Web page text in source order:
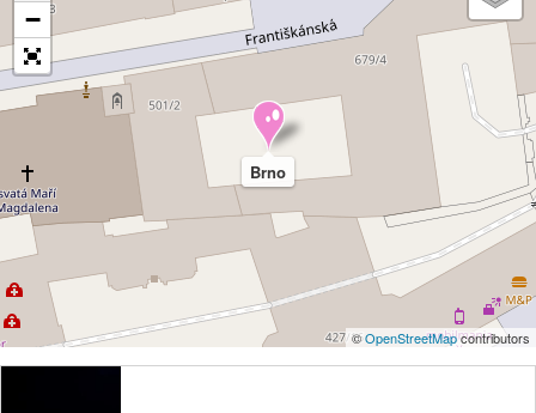
Brno
−
©OpenStreetMapcontributors